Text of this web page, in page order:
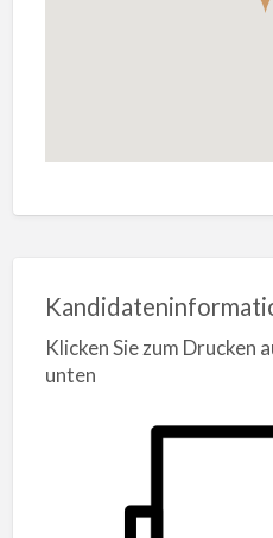
Klicken Sie zum Drucken
unten